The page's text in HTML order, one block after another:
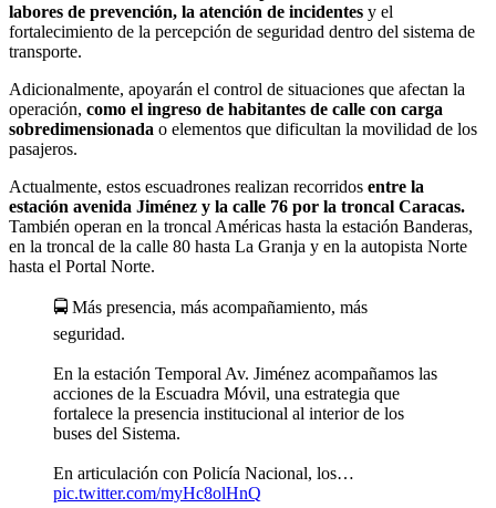
labores de prevención, la atención de incidentes y el
fortalecimiento de la percepción de seguridad dentro del sistema de
transporte.
Adicionalmente, apoyarán el control de situaciones que afectan la
operación, como el ingreso de habitantes de calle con carga
sobredimensionada o elementos que dificultan la movilidad de los
pasajeros.
Actualmente, estos escuadrones realizan recorridos entre la
estación avenida Jiménez y la calle 76 por la troncal Caracas.
También operan en la troncal Américas hasta la estación Banderas,
en la troncal de la calle 80 hasta La Granja y en la autopista Norte
hasta el Portal Norte.
🚍 Más presencia, más acompañamiento, más
seguridad.
En la estación Temporal Av. Jiménez acompañamos las
acciones de la Escuadra Móvil, una estrategia que
fortalece la presencia institucional al interior de los
buses del Sistema.
En articulación con Policía Nacional, los…
pic.twitter.com/myHc8olHnQ